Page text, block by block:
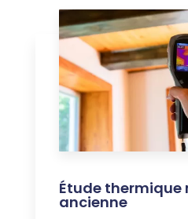
Étude thermique
ancienne